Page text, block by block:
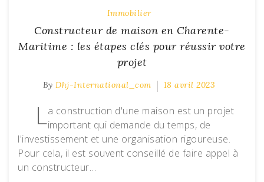
Immobilier
Constructeur de maison en Charente-
Maritime : les étapes clés pour réussir votre
projet
ByDhj-International_com 18 avril 2023
La construction d'une maison est un projet
important qui demande du temps, de
l'investissement et une organisation rigoureuse.
Pour cela, il est souvent conseillé de faire appel à
un constructeur…